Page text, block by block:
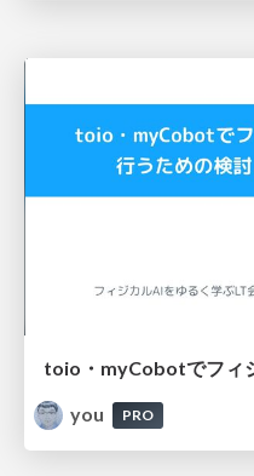
you
PRO